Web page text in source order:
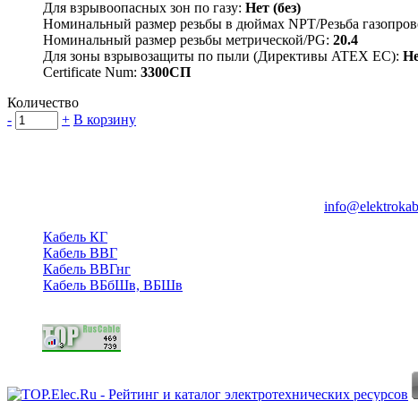
Для взрывоопасных зон по газу: Нет (без)
Номинальный размер резьбы в дюймах NPT/Резьба
Номинальный размер резьбы метрической/PG: 20.4
Для зоны взрывозащиты по пыли (Директивы ATEX ЕС):
Certificate Num: 3300СП
Количество
-
+ В корзину
Кабель КГ
Кабель ВВГ
Кабель ВВГнг
Кабель ВБбШв, ВБШв